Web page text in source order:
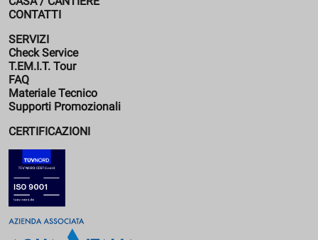
CONTATTI
SERVIZI
Check Service
T.EM.I.T. Tour
FAQ
Materiale Tecnico
Supporti Promozionali
CERTIFICAZIONI